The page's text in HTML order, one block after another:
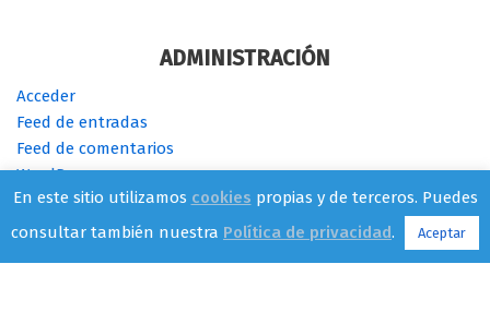
ADMINISTRACIÓN
Acceder
Feed de entradas
Feed de comentarios
WordPress.org
En este sitio utilizamos cookies propias y de terceros. Puedes
consultar también nuestra Política de privacidad. Aceptar